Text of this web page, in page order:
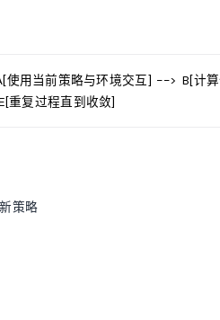
用当前策略与环境交互] --> B[计
复过程直到收敛]
策略